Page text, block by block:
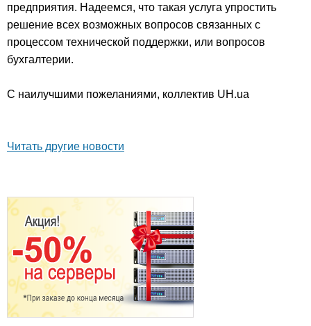
предприятия. Надеемся, что такая услуга упростить
решение всех возможных вопросов связанных с
процессом технической поддержки, или вопросов
бухгалтерии.
С наилучшими пожеланиями, коллектив UH.ua
Читать другие новости